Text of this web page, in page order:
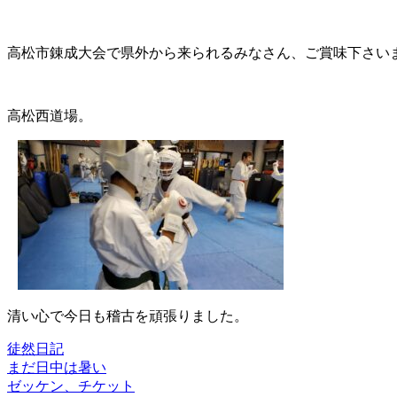
高松市錬成大会で県外から来られるみなさん、ご賞味下さい
高松西道場。
清い心で今日も稽古を頑張りました。
徒然日記
投
まだ日中は暑い
ゼッケン、チケット